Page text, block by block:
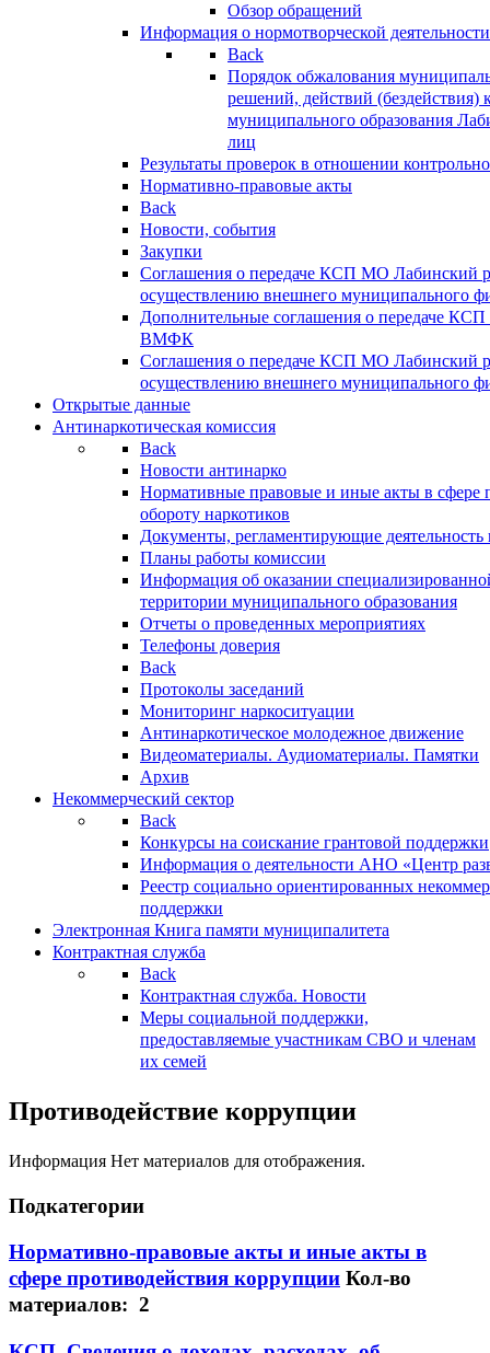
Обзор обращений
Информация о нормотворческой деятельности
Back
Порядок обжалования
решений, действий (бездействия)
муниципального образования
лиц
Результаты проверок в отношении
Нормативно-правовые акты
Back
Новости, события
Закупки
Соглашения о передаче КСП МО Лабинский
осуществлению внешнего муниципального
Дополнительные соглашения о передаче
ВМФК
Соглашения о передаче КСП МО Лабинский
осуществлению внешнего муниципального
Открытые данные
Антинаркотическая комиссия
Back
Новости антинарко
Нормативные правовые и иные акты в сфере
обороту наркотиков
Документы, регламентирующие деятельность
Планы работы комиссии
Информация об оказании
территории муниципального образования
Отчеты о проведенных мероприятиях
Телефоны доверия
Back
Протоколы заседаний
Мониторинг наркоситуации
Антинаркотическое молодежное движение
Видеоматериалы. Аудиоматериалы. Памятки
Архив
Некоммерческий сектор
Back
Конкурсы на соискание грантовой поддержки
Информация о деятельности АНО «Центр
Реестр социально ориентированных
поддержки
Электронная Книга памяти муниципалитета
Контрактная служба
Back
Контрактная служба. Новости
Меры социальной поддержки,
предоставляемые участникам СВО и членам
их семей
Противодействие коррупции
Информация Нет материалов для отображения.
Подкатегории
Нормативно-правовые акты и иные акты в
сфере противодействия коррупции Кол-во
материалов: 2